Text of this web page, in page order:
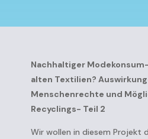
Nachhaltiger
alten Textilien?
Menschenrechte und
Recyclings- Teil 2
Wir wollen in diesem Projekt